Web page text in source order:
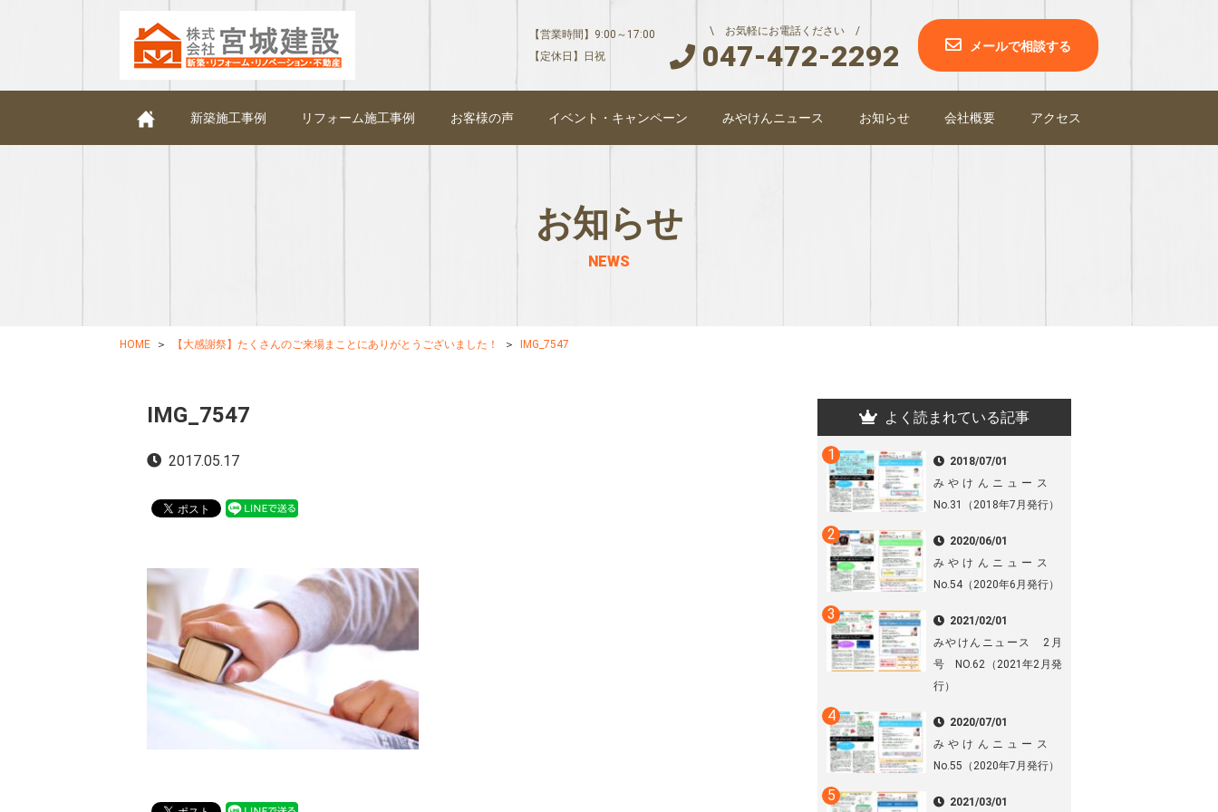
【営業時間】9:00～17:00
【定休日】日祝
\ お気軽にお電話ください /
047-472-2292 メールで相談する
新築施工事例 リフォーム施工事例 お客様の声 イベント・キャンペーン みやけんニュース お知らせ 会社概要 アクセス
お知らせ
NEWS
HOME 【大感謝祭】たくさんのご来場まことにありがとうございました！ IMG_7547
IMG_7547
2017.05.17
よく読まれている記事
2018/07/01
みやけんニュース
No.31（2018年7月発行）
2020/06/01
みやけんニュース
No.54（2020年6月発行）
2021/02/01
みやけんニュース 2月
号 NO.62（2021年2月発
行）
2020/07/01
みやけんニュース
No.55（2020年7月発行）
2021/03/01